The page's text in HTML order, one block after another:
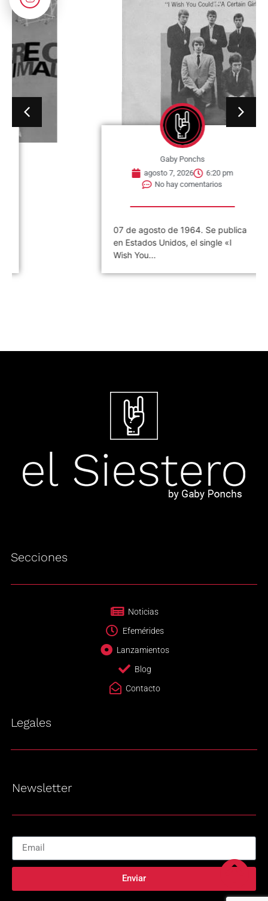
6:20 pm
No hay comentarios
07 de agosto de 1964. Se publica
en Estados Unidos, el single «I
Secciones
Noticias
Efemérides
Lanzamientos
Blog
Contacto
Legales
Newsletter
Enviar